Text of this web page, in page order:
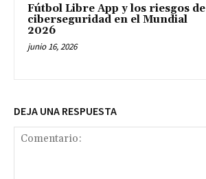
Fútbol Libre App y los riesgos de
ciberseguridad en el Mundial
2026
junio 16, 2026
DEJA UNA RESPUESTA